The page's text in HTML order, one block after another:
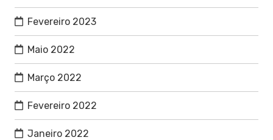
Fevereiro 2023
Maio 2022
Março 2022
Fevereiro 2022
Janeiro 2022